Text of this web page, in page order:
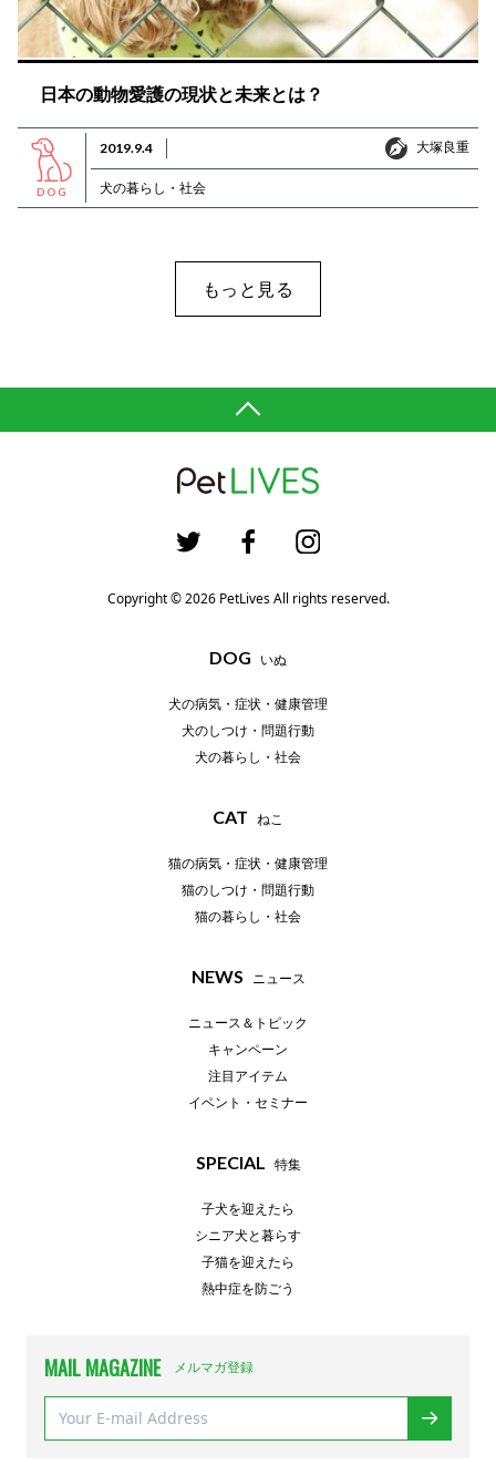
日本の動物愛護の現状と未来とは？
DOG
2019.9.4 大塚良重
大塚良重
犬の暮らし・社会
もっと見る
Copyright © 2026 PetLives All rights reserved.
DOG いぬ
犬の病気・症状・健康管理
犬のしつけ・問題行動
犬の暮らし・社会
CAT ねこ
猫の病気・症状・健康管理
猫のしつけ・問題行動
猫の暮らし・社会
NEWS ニュース
ニュース＆トピック
キャンペーン
注目アイテム
イベント・セミナー
SPECIAL 特集
子犬を迎えたら
シニア犬と暮らす
子猫を迎えたら
熱中症を防ごう
MAIL MAGAZINE メルマガ登録